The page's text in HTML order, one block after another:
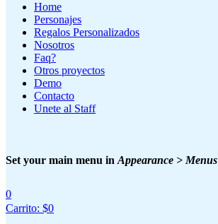
Home
Personajes
Regalos Personalizados
Nosotros
Faq?
Otros proyectos
Demo
Contacto
Unete al Staff
Set your main menu in Appearance > Menus
0
Carrito: $0